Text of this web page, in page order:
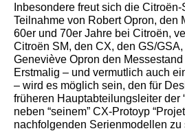
Inbesondere freut sich die
Teilnahme von Robert Opron, den
60er und 70er Jahre bei Citroën,
Citroën SM, den CX, den GS/
Geneviève Opron den
Erstmalig – und vermutlich auch
– wird es möglich sein, den für
früheren Hauptabteilungsleiter der
neben “seinem” CX-Protoyp
nachfolgenden Serienmodellen zu